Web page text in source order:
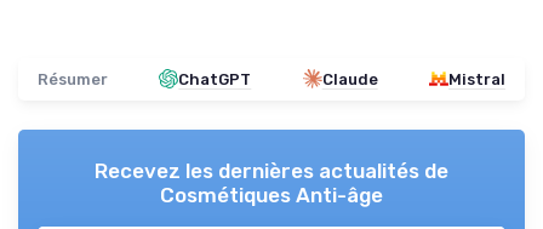
Résumer ChatGPT Claude Mistral
Recevez les dernières actualités de
Cosmétiques Anti-âge